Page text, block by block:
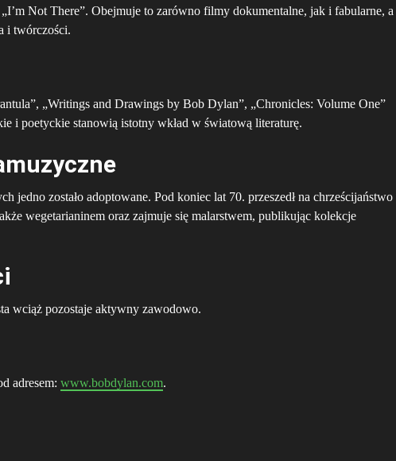
Not There”. Obejmuje to zarówno filmy dokumentalne, jak i fabularne, a
i twórczości.
„Writings and Drawings by Bob Dylan”, „Chronicles: Volume One”
i poetyckie stanowią istotny wkład w światową literaturę.
jedno zostało adoptowane. Pod koniec lat 70. przeszedł na chrześcijaństwo
wegetarianinem oraz zajmuje się malarstwem, publikując kolekcje
wciąż pozostaje aktywny zawodowo.
adresem: www.bobdylan.com.